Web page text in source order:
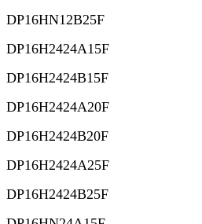
DP16HN12B25F
DP16H2424A15F
DP16H2424B15F
DP16H2424A20F
DP16H2424B20F
DP16H2424A25F
DP16H2424B25F